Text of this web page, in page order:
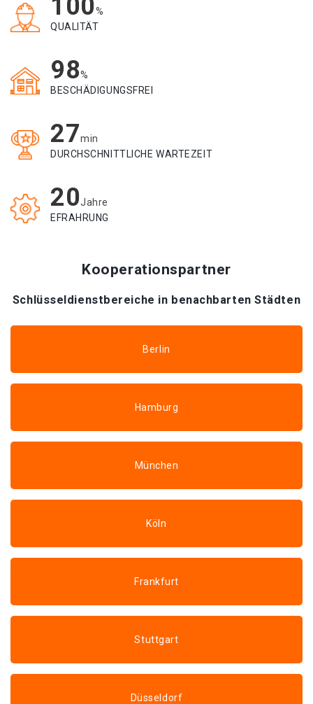
100%
QUALITÄT
98%
BESCHÄDIGUNGSFREI
27min
DURCHSCHNITTLICHE WARTEZEIT
20Jahre
EFRAHRUNG
Kooperationspartner
Schlüsseldienstbereiche in benachbarten Städten
Berlin
Hamburg
München
Köln
Frankfurt
Stuttgart
Düsseldorf